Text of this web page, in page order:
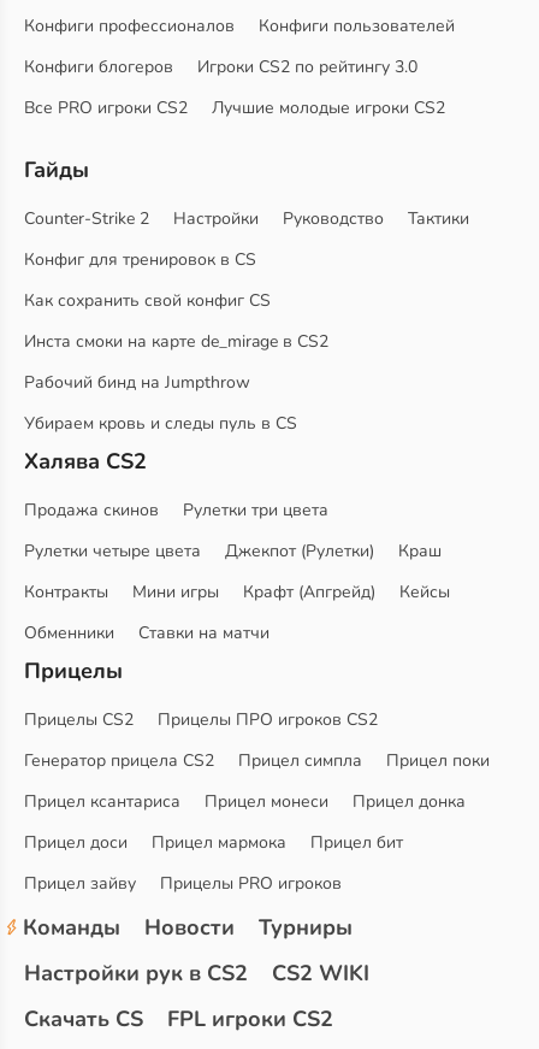
Конфиги профессионалов
Конфиги пользователей
Конфиги блогеров
Игроки CS2 по рейтингу 3.0
Все PRO игроки CS2
Лучшие молодые игроки CS2
Гайды
Counter-Strike 2 Настройки Руководство
Тактики
Конфиг для тренировок в CS
Как сохранить свой конфиг CS
Инста смоки на карте de_mirage в CS2
Рабочий бинд на Jumpthrow
Убираем кровь и следы пуль в CS
Халява CS2
Продажа скинов
Рулетки три цвета
Рулетки четыре цвета
Джекпот (Рулетки)
Краш
Контракты
Мини игры Крафт (Апгрейд)
Кейсы
Обменники
Ставки на матчи
Прицелы
Прицелы CS2
Прицелы ПРО игроков CS2
Генератор прицела CS2
Прицел симпла
Прицел поки
Прицел ксантариса
Прицел монеси
Прицел донка
Прицел доси
Прицел мармока
Прицел бит
Прицел зайву
Прицелы PRO игроков
Команды Новости
Турниры
Настройки рук в CS2
CS2 WIKI
Скачать CS
FPL игроки CS2